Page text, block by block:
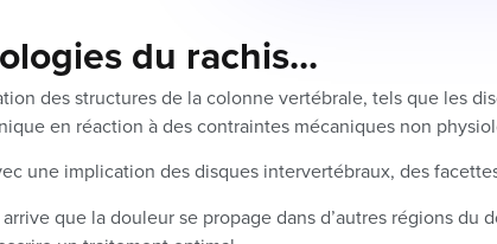
du rachis...
des structures de la colonne vertébrale, tels que les
en réaction à des contraintes mécaniques non
une implication des disques intervertébraux, des
que la douleur se propage dans d’autres régions du